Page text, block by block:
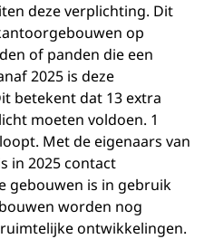
deze verplichting. Dit
op
of panden die een
2025 is deze
betekent dat 13 extra
moeten voldoen. 1
Met de eigenaars van
in 2025 contact
gebouwen is in gebruik
worden nog
ontwikkelingen.